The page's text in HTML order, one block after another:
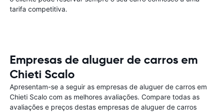
tarifa competitiva.
Empresas de aluguer de carros em
Chieti Scalo
Apresentam-se a seguir as empresas de aluguer de carros em
Chieti Scalo com as melhores avaliações. Compare todas as
avaliações e preços destas empresas de aluguer de carros